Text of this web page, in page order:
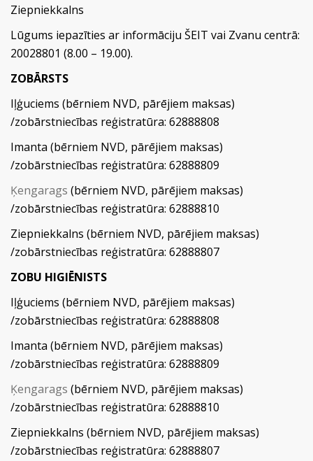
Ziepniekkalns
Lūgums iepazīties ar informāciju ŠEIT vai Zvanu centrā:
20028801 (8.00 – 19.00).
ZOBĀRSTS
Iļģuciems (bērniem NVD, pārējiem maksas)
/zobārstniecības reģistratūra: 62888808
Imanta (bērniem NVD, pārējiem maksas)
/zobārstniecības reģistratūra: 62888809
Ķengarags (bērniem NVD, pārējiem maksas)
/zobārstniecības reģistratūra: 62888810
Ziepniekkalns (bērniem NVD, pārējiem maksas)
/zobārstniecības reģistratūra: 62888807
ZOBU HIGIĒNISTS
Iļģuciems (bērniem NVD, pārējiem maksas)
/zobārstniecības reģistratūra: 62888808
Imanta (bērniem NVD, pārējiem maksas)
/zobārstniecības reģistratūra: 62888809
Ķengarags (bērniem NVD, pārējiem maksas)
/zobārstniecības reģistratūra: 62888810
Ziepniekkalns (bērniem NVD, pārējiem maksas)
/zobārstniecības reģistratūra: 62888807